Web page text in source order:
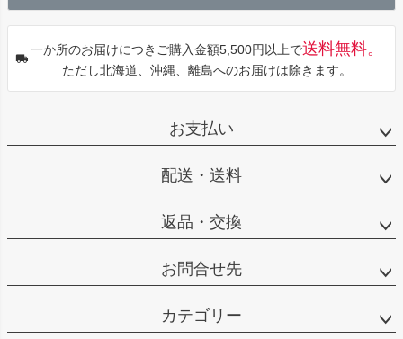
へ
一か所のお届けにつきご購入金額5,500円以上で送料無料。
ただし北海道、沖縄、離島へのお届けは除きます。
お支払い
配送・送料
返品・交換
お問合せ先
カテゴリー